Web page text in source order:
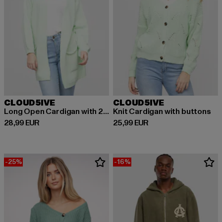
CLOUD5IVE
Long Open Cardigan with 2 Pockets
28,99 EUR
Derzeitiger Preis: 28,99 EUR
CLOUD5IVE
Knit Cardigan with buttons
25,99 EUR
Derzeitiger Preis: 25,99 EUR
-25% -16%